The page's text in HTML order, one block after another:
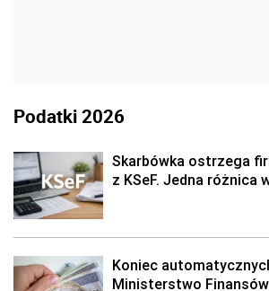
Podatki 2026
Skarbówka ostrzega
z KSeF. Jedna różnica
Koniec
Ministerstwo